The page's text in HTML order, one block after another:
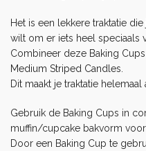
Het is een lekkere traktatie
wilt om er iets heel speciaals
Combineer deze Baking
Medium Striped Candles
Dit maakt je traktatie helemaal
Gebruik de Baking Cups in
muffin/cupcake bakvorm
Door een Baking Cup te